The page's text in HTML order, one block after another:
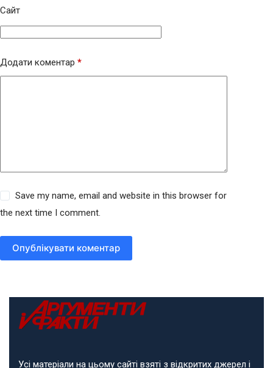
Сайт
Додати коментар *
Save my name, email and website in this browser for
the next time I comment.
Опублікувати коментар
Усі матеріали на цьому сайті взяті з відкритих джерел і